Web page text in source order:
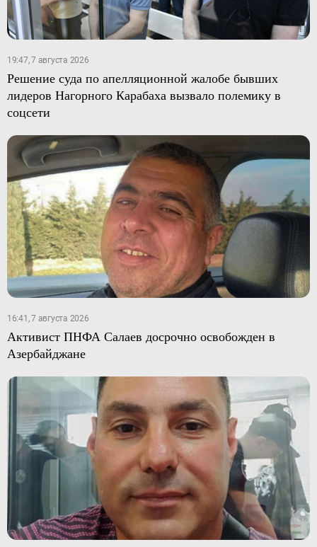
19:47, 7 августа 2026
Решение суда по апелляционной жалобе бывших
лидеров Нагорного Карабаха вызвало полемику в
соцсети
16:41, 7 августа 2026
Активист ПНФА Салаев досрочно освобожден в
Азербайджане